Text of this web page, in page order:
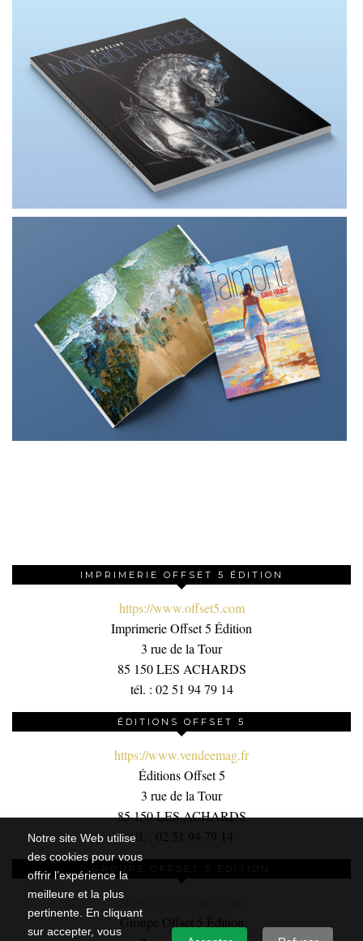
Notre site Web utilise
des cookies pour vous
offrir l’expérience la
meilleure et la plus
pertinente. En cliquant
sur accepter, vous
IMPRIMERIE OFFSET 5 ÉDITION
https://www.offset5.com
Imprimerie Offset 5 Édition
3 rue de la Tour
85 150 LES ACHARDS
tél. : 02 51 94 79 14
ÉDITIONS OFFSET 5
https://www.vendeemag.fr
Éditions Offset 5
3 rue de la Tour
85 150 LES ACHARDS
tél. : 02 51 94 79 14
GROUPE OFFSET 5 ÉDITION
https://www.offset5.com
Groupe Offset 5 Édition